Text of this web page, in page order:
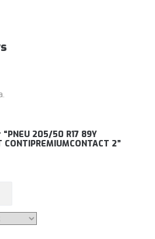
205/50 R17 89Y
CONTIPREMIUMCONTACT 2”